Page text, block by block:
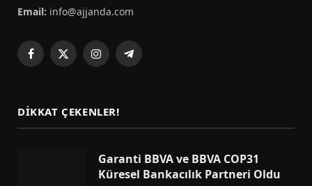
Email: info@ajjanda.com
Facebook
X
InstagramTelegram
DIKKAT ÇEKENLER!
Garanti BBVA ve BBVA COP31
Küresel Bankacılık Partneri Oldu